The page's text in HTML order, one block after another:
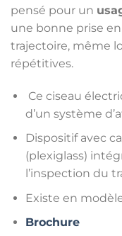
pensé pour un
une bonne prise
trajectoire, même
répétitives.
Ce ciseau
d’un système
Dispositif avec
(plexiglass)
l’inspection du
Existe en
Brochure